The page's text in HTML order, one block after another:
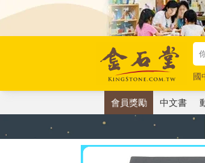
國
唯
會員獎勵 中文書